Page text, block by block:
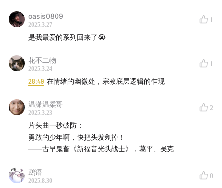
oasis0809
2025.3.27
1
是我最爱的系列回来了😭
花不二物
2025.3.24
1
28:49 在情绪的幽微处，宗教底层逻辑的乍现
温潇温柔哥
2025.3.23
2
片头曲一秒破防：
勇敢的少年啊，快把头发剃掉！
——古早鬼畜《新福音光头战士》，葛平、吴克
鹉语
2025.8.30
0